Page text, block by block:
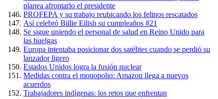
planea afrontarlo el presidente
PROFEPA y su trabajo reubicando los felinos rescatados
Así celebró Billie Eilish su cumpleaños #21
Se sigue uniendo el personal de salud en Reino Unido para
las huelgas
Europa intentaba posicionar dos satélites cuando se perdió su
lanzador ligero
Estados Unidos logra la fusión nuclear
Medidas contra el monopolio: Amazon llega a nuevos
acuerdos
Trabajadores indígenas: los retos que enfrentan